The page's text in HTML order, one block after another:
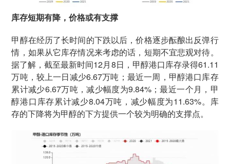
库存短期有降，价格或有支撑
甲醇在经历了长时间的下跌以后，价格逐步酝酿出反弹行
情，如果从它库存情况来考虑的话，短期不宜悲观对待。
据了解，截至最新时间12月8日，甲醇港口库存录得61.11
万吨，较上一日减少6.67万吨；最近一周，甲醇港口库存
累计减少6.67万吨，减少幅度为9.84%；最近一个月，甲
醇港口库存累计减少8.04万吨，减少幅度为11.63%。库
存的下降将为甲醇的下方提供一个较为明确的支撑点。